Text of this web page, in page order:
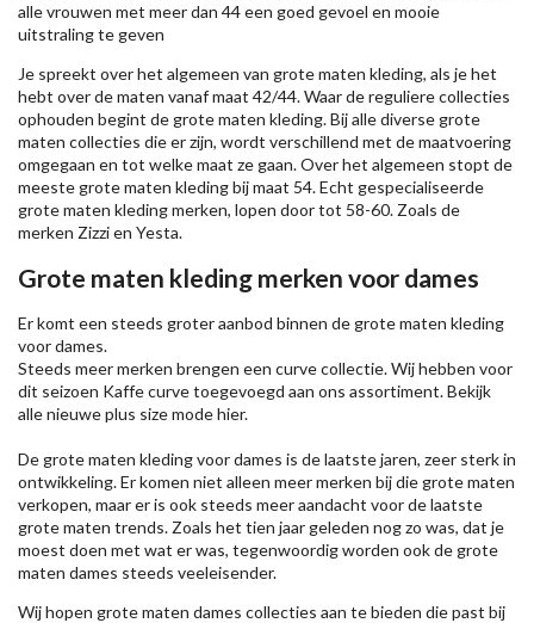
alle vrouwen met meer dan 44 een goed gevoel en mooie
uitstraling te geven
Je spreekt over het algemeen van grote maten kleding, als je het
hebt over de maten vanaf maat 42/44. Waar de reguliere collecties
ophouden begint de grote maten kleding. Bij alle diverse grote
maten collecties die er zijn, wordt verschillend met de maatvoering
omgegaan en tot welke maat ze gaan. Over het algemeen stopt de
meeste grote maten kleding bij maat 54. Echt gespecialiseerde
grote maten kleding merken, lopen door tot 58-60. Zoals de
merken Zizzien Yesta.
Grote maten kleding merken voor dames
Er komt een steeds groter aanbod binnen de grote maten kleding
voor dames.
Steeds meer merken brengen een curve collectie. Wij hebben voor
dit seizoen Kaffecurve toegevoegd aan ons assortiment. Bekijk
alle nieuweplus size modehier.
De grote maten kleding voor dames is de laatste jaren, zeer sterk in
ontwikkeling. Er komen niet alleen meer merken bij die grote maten
verkopen, maar er is ook steeds meer aandacht voor de laatste
grote maten trends. Zoals het tien jaar geleden nog zo was, dat je
moest doen met wat er was, tegenwoordig worden ook de grote
maten dames steeds veeleisender.
Wij hopen grote maten dames collecties aan te bieden die past bij